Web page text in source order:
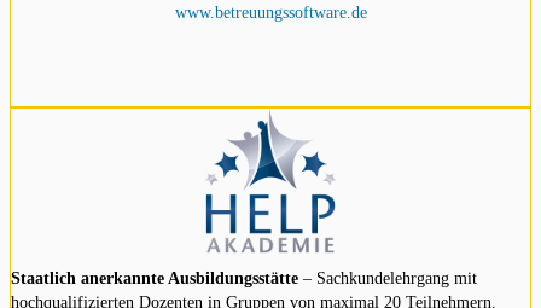
www.betreuungssoftware.de
Staatlich anerkannte Ausbildungsstätte – Sachkundelehrgang mit
hochqualifizierten Dozenten in Gruppen von maximal 20 Teilnehmern.